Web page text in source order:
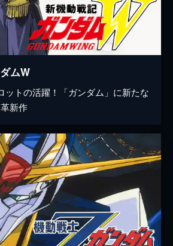
ムW
ットの活躍！「ガンダム」に新たな
新作